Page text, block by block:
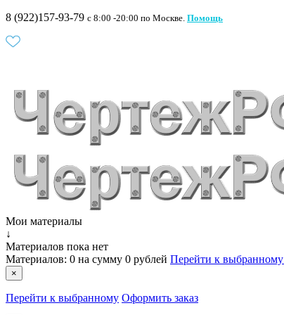
8 (922)157-93-79 c 8:00 -20:00 по Москве. Помощь
Мои материалы
↓
Материалов пока нет
Материалов: 0 на сумму 0 рублей Перейти к выбранному
×
Перейти к выбранному Оформить заказ